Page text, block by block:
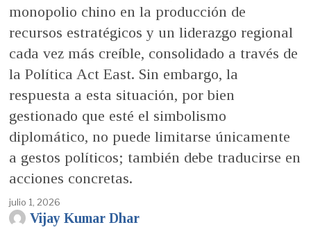
monopolio chino en la producción de
recursos estratégicos y un liderazgo regional
cada vez más creíble, consolidado a través de
la Política Act East. Sin embargo, la
respuesta a esta situación, por bien
gestionado que esté el simbolismo
diplomático, no puede limitarse únicamente
a gestos políticos; también debe traducirse en
acciones concretas.
julio 1, 2026
Vijay Kumar Dhar